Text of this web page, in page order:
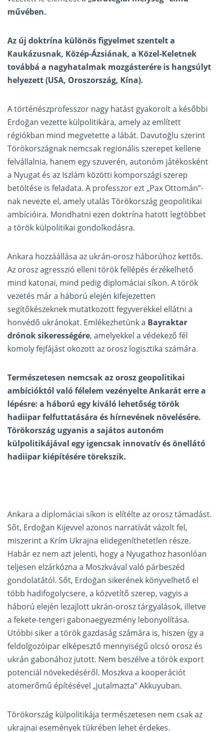
művében.
Az új doktrína különös figyelmet szentelt a
Kaukázusnak, Közép-Ázsiának, a Közel-Keletnek
továbbá a nagyhatalmak mozgásterére is hangsúlyt
helyezett (USA, Oroszország, Kína).
A történészprofesszor nagy hatást gyakorolt a későbbi
Erdoğan vezette külpolitikára, amely az említett
régiókban mind megvetette a lábát. Davutoğlu szerint
Törökországnak nemcsak regionális szerepet kellene
felvállalnia, hanem egy szuverén, autonóm játékosként
a Nyugat és az Iszlám közötti kompországi szerep
betöltése is feladata. A professzor ezt „Pax Ottomán”-
nak nevezte el, amely utalás Törökország geopolitikai
ambícióira. Mondhatni ezen doktrína hatott legtöbbet
a török külpolitikai gondolkodásra.
Ankara hozzáállása az ukrán-orosz háborúhoz kettős.
Az orosz agresszió elleni török fellépés érzékelhető
mind katonai, mind pedig diplomáciai síkon. A török
vezetés már a háború elején kifejezetten
segítőkészeknek mutatkozott fegyverekkel ellátni a
honvédő ukránokat. Emlékezhetünk a Bayraktar
drónok sikerességére, amelyekkel a védekező fél
komoly fejfájást okozott az orosz logisztika számára.
Természetesen nemcsak az orosz geopolitikai
ambícióktól való félelem vezényelte Ankarát erre a
lépésre: a háború egy kiváló lehetőség török
hadiipar felfuttatására és hírnevének növelésére.
Törökország ugyanis a sajátos autonóm
külpolitikájával egy igencsak innovatív és önellátó
hadiipar kiépítésére törekszik.
Ankara a diplomáciai síkon is elítélte az orosz támadást.
Sőt, Erdoğan Kijevvel azonos narratívát vázolt fel,
miszerint a Krím Ukrajna elidegeníthetetlen része.
Habár ez nem azt jelenti, hogy a Nyugathoz hasonlóan
teljesen elzárkózna a Moszkvával való párbeszéd
gondolatától. Sőt, Erdoğan sikerének könyvelhető el
több hadifogolycsere, a közvetítő szerep, vagyis a
háború elején lezajlott ukrán-orosz tárgyalások, illetve
a fekete-tengeri gabonaegyezmény lebonyolítása.
Utóbbi siker a török gazdaság számára is, hiszen így a
feldolgozóipar elképesztő mennyiségű olcsó orosz és
ukrán gabonához jutott. Nem beszélve a török export
potenciál növekedéséről. Moszkva a kooperációt
atomerőmű építésével „jutalmazta” Akkuyuban.
Törökország külpolitikája természetesen nem csak az
ukrajnai események tükrében lehet érdekes.